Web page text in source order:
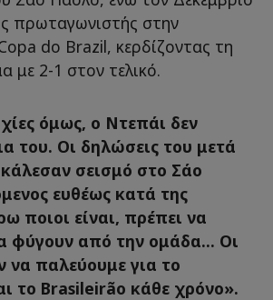
πρωταγωνιστής στην
do Brazil, κερδίζοντας τη
με 2-1 στον τελικό.
όμως, ο Ντεπάι δεν
του. Οι δηλώσεις του μετά
σεισμό στο Σάο
ευθέως κατά της
ποιοι είναι, πρέπει να
φύγουν από την ομάδα... Οι
να παλεύουμε για το
το Brasileirão κάθε χρόνο».